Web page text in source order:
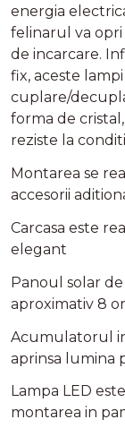
energia
felinarul va opri
de incarcare.
fix, aceste
cuplare/
forma de
reziste la
Montarea se
accesorii
Carcasa este
elegant
Panoul solar
aproximativ 8
Acumulatorul
aprinsa lumina
Lampa LED
montarea in